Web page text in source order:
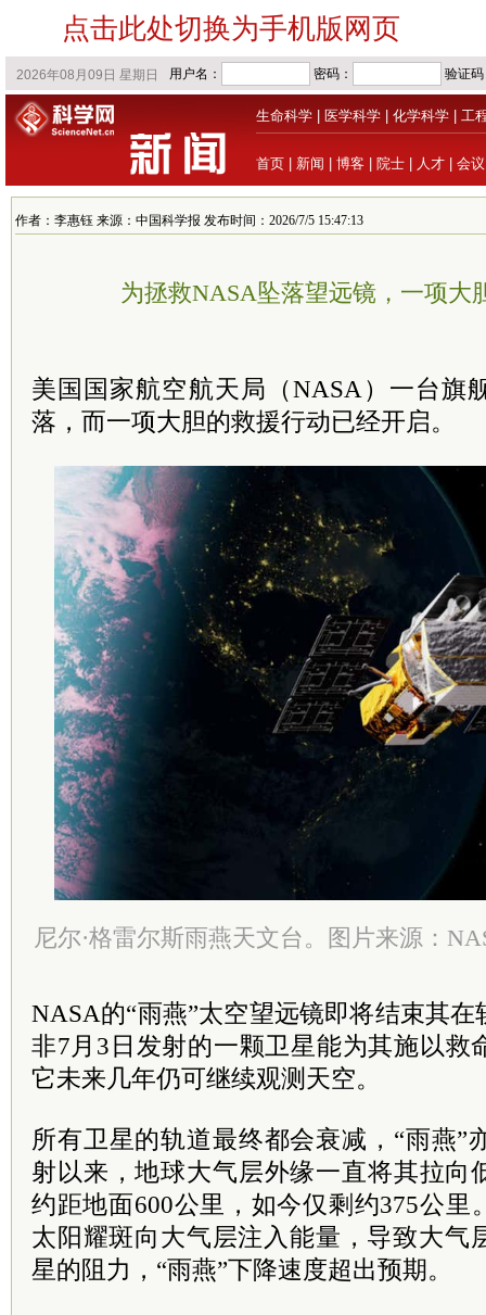
点击此处切换为手机版网页
生命科学 医学科学 化学科学 工
首页 新闻 博客 院士 人才 会议
作者：李惠钰 来源：中国科学报 发布时间：2026/7/5 15:47:13
为拯救NASA坠落望远镜，一项大
美国国家航空航天局（NASA）一台旗
落，而一项大胆的救援行动已经开启。
尼尔·格雷尔斯雨燕天文台。图片来源：
NASA的“雨燕”太空望远镜即将结束其
非7月3日发射的一颗卫星能为其施以救
它未来几年仍可继续观测天空。
所有卫星的轨道最终都会衰减，“雨燕”
射以来，地球大气层外缘一直将其拉
约距地面600公里，如今仅剩约375公里
太阳耀斑向大气层注入能量，导致大气
星的阻力，“雨燕”下降速度超出预期。